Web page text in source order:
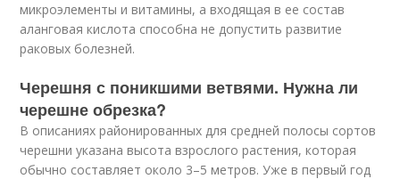
микроэлементы и витамины, а входящая в ее состав
аланговая кислота способна не допустить развитие
раковых болезней.
Черешня с поникшими ветвями. Нужна ли
черешне обрезка?
В описаниях районированных для средней полосы сортов
черешни указана высота взрослого растения, которая
обычно составляет около 3–5 метров. Уже в первый год